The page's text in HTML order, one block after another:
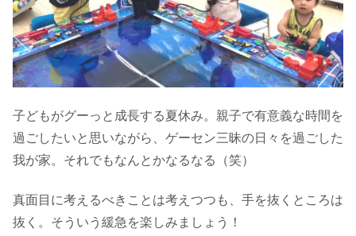
子どもがグーっと成長する夏休み。親子で有意義な時間を
過ごしたいと思いながら、ゲーセン三昧の日々を過ごした
我が家。それでもなんとかなるなる（笑）
真面目に考えるべきことは考えつつも、手を抜くところは
抜く。そういう緩急を楽しみましょう！